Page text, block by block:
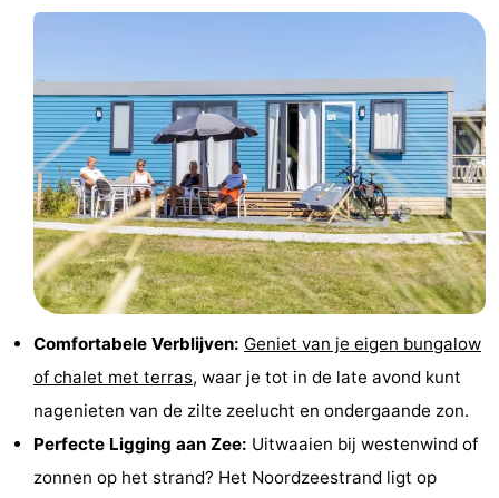
Musea
Uitkijkpunten
Attracties
Rondvaarten
Speeltuinen
Binnenspeeltuinen
Experiences
Wellness
centra
Dorpen
Natuur
Comfortabele Verblijven: Geniet van je eigen bungalow
of chalet met terras, waar je tot in de late avond kunt
nagenieten van de zilte zeelucht en ondergaande zon.
Perfecte Ligging aan Zee: Uitwaaien bij westenwind of
zonnen op het strand? Het Noordzeestrand ligt op